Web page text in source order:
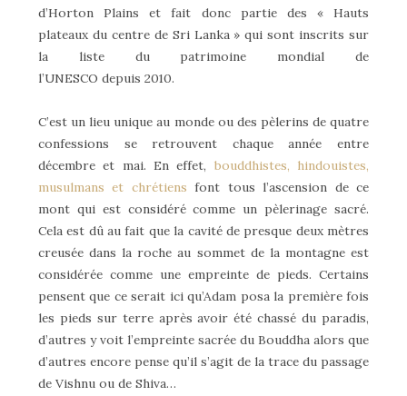
d’Horton Plains et fait donc partie des « Hauts
plateaux du centre de Sri Lanka » qui sont inscrits sur
la liste du patrimoine mondial de
l’UNESCO depuis 2010.
C’est un lieu unique au monde ou des pèlerins de quatre
confessions se retrouvent chaque année entre
décembre et mai. En effet, bouddhistes, hindouistes,
musulmans et chrétiens font tous l’ascension de ce
mont qui est considéré comme un pèlerinage sacré.
Cela est dû au fait que la cavité de presque deux mètres
creusée dans la roche au sommet de la montagne est
considérée comme une empreinte de pieds. Certains
pensent que ce serait ici qu’Adam posa la première fois
les pieds sur terre après avoir été chassé du paradis,
d’autres y voit l’empreinte sacrée du Bouddha alors que
d’autres encore pense qu’il s’agit de la trace du passage
de Vishnu ou de Shiva…